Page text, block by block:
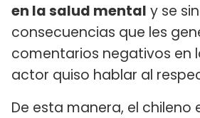
en la salud mental y se
consecuencias que les
comentarios negativos en
actor quiso hablar al
De esta manera, el chileno